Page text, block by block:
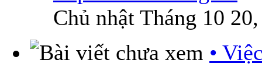
Chủ nhật Tháng 10
•